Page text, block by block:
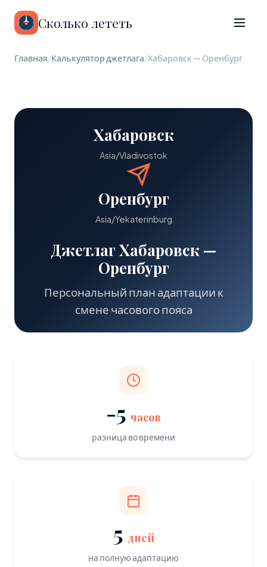
Сколько лететь
Главная/Калькулятор джетлага/Хабаровск — Оренбург
Хабаровск
Asia/Vladivostok
Оренбург
Asia/Yekaterinburg
Джетлаг Хабаровск —
Оренбург
Персональный план адаптации к
смене часового пояса
-5 часов
разница во времени
5 дней
на полную адаптацию